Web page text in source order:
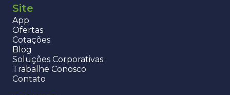
Site
App
Ofertas
Cotações
Blog
Soluções Corporativas
Trabalhe Conosco
Contato